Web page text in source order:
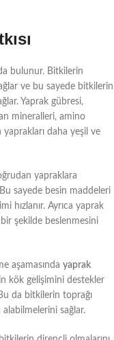
bulunur. Bitkilerin
ve bu sayede bitkilerin
Yaprak gübresi,
mineralleri, amino
daha yeşil ve
yapraklara
sayede besin maddeleri
hızlanır. Ayrıca yaprak
şekilde beslenmesini
aşamasında yaprak
kök gelişimini destekler
da bitkilerin toprağı
sağlar.